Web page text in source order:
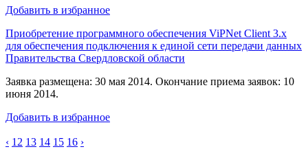
Добавить в избранное
Приобретение программного обеспечения ViPNet Client 3.x
для обеспечения подключения к единой сети передачи данных
Правительства Свердловской области
Заявка размещена: 30 мая 2014. Окончание приема заявок: 10
июня 2014.
Добавить в избранное
‹ 12 13 14 15 16 ›